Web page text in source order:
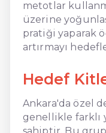
metotlar
üzerine
pratiği yaparak
artırmayı
Hedef
Ankara'da özel
genellikle farklı